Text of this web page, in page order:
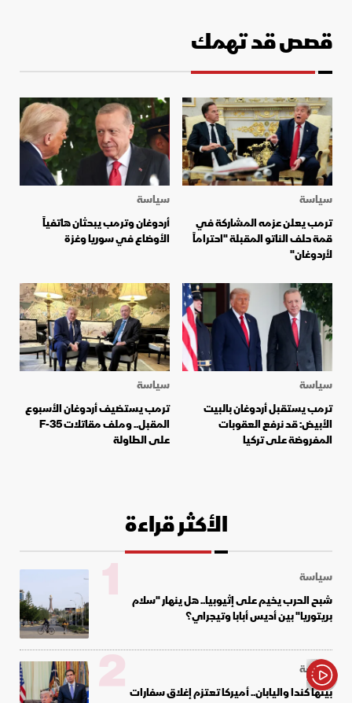
قصص قد تهمك
سياسة
ترمب يعلن عزمه المشاركة في
قمة حلف الناتو المقبلة "احتراماً
لأردوغان"
سياسة
أردوغان وترمب يبحثان هاتفياً
الأوضاع في سوريا وغزة
سياسة
ترمب يستقبل أردوغان بالبيت
الأبيض: قد نرفع العقوبات
المفروضة على تركيا
سياسة
ترمب يستضيف أردوغان الأسبوع
المقبل.. وملف مقاتلات F-35
على الطاولة
الأكثر قراءة
سياسة
شبح الحرب يخيم على إثيوبيا.. هل ينهار "سلام
بريتوريا" بين أديس أبابا وتيجراي؟
1
سياسة
بينها كندا واليابان.. أميركا تعتزم إغلاق سفارات2